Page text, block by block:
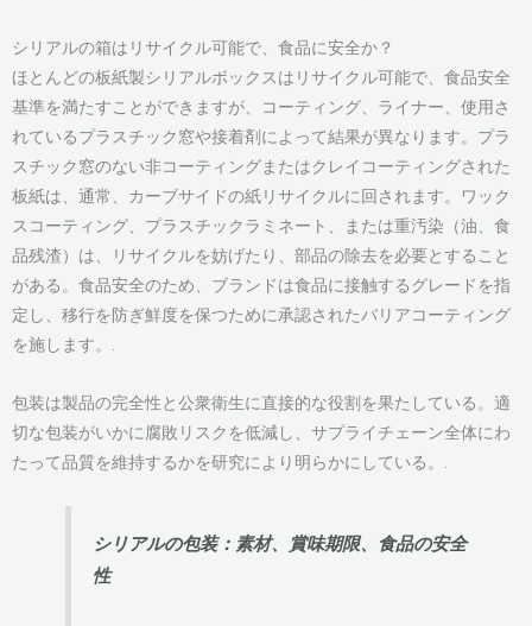
シリアルの箱はリサイクル可能で、食品に安全か？
ほとんどの板紙製シリアルボックスはリサイクル可能で、食品安全
基準を満たすことができますが、コーティング、ライナー、使用さ
れているプラスチック窓や接着剤によって結果が異なります。プラ
スチック窓のない非コーティングまたはクレイコーティングされた
板紙は、通常、カーブサイドの紙リサイクルに回されます。ワック
スコーティング、プラスチックラミネート、または重汚染（油、食
品残渣）は、リサイクルを妨げたり、部品の除去を必要とすること
がある。食品安全のため、ブランドは食品に接触するグレードを指
定し、移行を防ぎ鮮度を保つために承認されたバリアコーティング
を施します。.
包装は製品の完全性と公衆衛生に直接的な役割を果たしている。適
切な包装がいかに腐敗リスクを低減し、サプライチェーン全体にわ
たって品質を維持するかを研究により明らかにしている。.
シリアルの包装：素材、賞味期限、食品の安全
性